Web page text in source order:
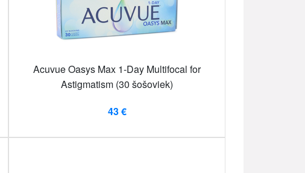
Acuvue Oasys Max 1-Day Multifocal for
Astigmatism (30 šošoviek)
43 €